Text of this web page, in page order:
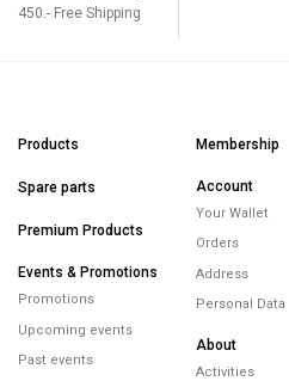
450.- Free Shipping
Products
Spare parts
Premium Products
Events & Promotions
Promotions
Upcoming events
Past events
Membership
Account
Your Wallet
Orders
Address
Personal Data
About
Activities